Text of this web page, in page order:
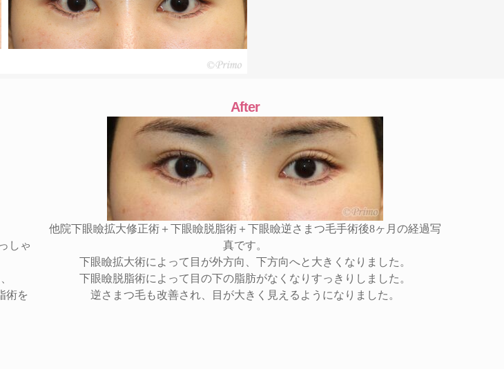
しゃ
術を
After
他院下眼瞼拡大修正術＋下眼瞼脱脂術＋下眼瞼逆さまつ毛手術後8ヶ月の経過写
真です。
下眼瞼拡大術によって目が外方向、下方向へと大きくなりました。
下眼瞼脱脂術によって目の下の脂肪がなくなりすっきりしました。
逆さまつ毛も改善され、目が大きく見えるようになりました。